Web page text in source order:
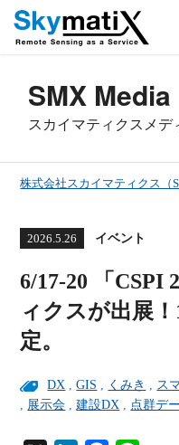
SMX Media
スカイマティクスメデ
株式会社スカイマティクス（
2026.5.26 イベント
6/17-20 「CSPI
ィクスが出展
定。
DX ,GIS , くみき , ス
, 展示会 ,建設DX , 点群デ